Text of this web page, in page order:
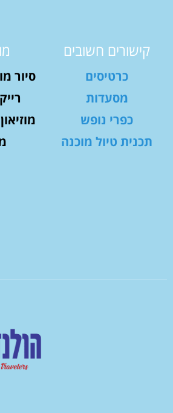
קישורים חשובים
כרטיסים
מסעדות
כפרי נופש
תכנית טיול מוכנה
סיור